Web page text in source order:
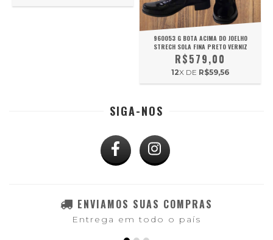
960053 G BOTA ACIMA DO JOELHO
STRECH SOLA FINA PRETO VERNIZ
R$579,00
12X DE R$59,56
SIGA-NOS
ENVIAMOS SUAS COMPRAS
Entrega em todo o país